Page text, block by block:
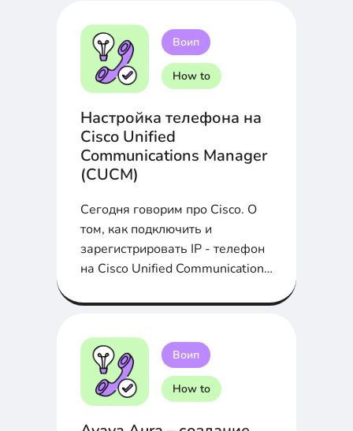
Воип
How to
Настройка телефона на
Cisco Unified
Communications Manager
(CUCM)
Сегодня говорим про Cisco. О
том, как подключить и
зарегистрировать IP - телефон
на Cisco Unified Communications
статье...
Воип
How to